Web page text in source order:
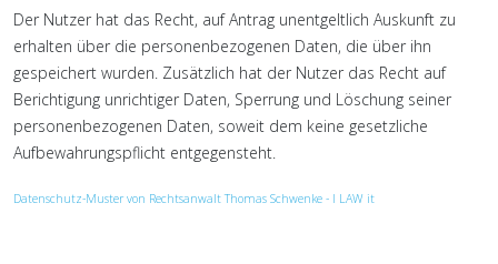
Der Nutzer hat das Recht, auf Antrag unentgeltlich Auskunft zu
erhalten über die personenbezogenen Daten, die über ihn
gespeichert wurden. Zusätzlich hat der Nutzer das Recht auf
Berichtigung unrichtiger Daten, Sperrung und Löschung seiner
personenbezogenen Daten, soweit dem keine gesetzliche
Aufbewahrungspflicht entgegensteht.
Datenschutz-Muster von Rechtsanwalt Thomas Schwenke - I LAW it